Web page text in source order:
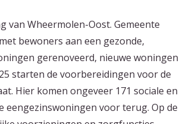
van Wheermolen-Oost. Gemeente
bewoners aan een gezonde,
gerenoveerd, nieuwe woningen
starten de voorbereidingen voor de
Hier komen ongeveer 171 sociale en
voor terug. Op de